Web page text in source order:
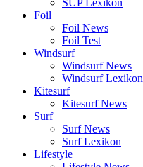
SUP Lexikon
Foil
Foil News
Foil Test
Windsurf
Windsurf News
Windsurf Lexikon
Kitesurf
Kitesurf News
Surf
Surf News
Surf Lexikon
Lifestyle